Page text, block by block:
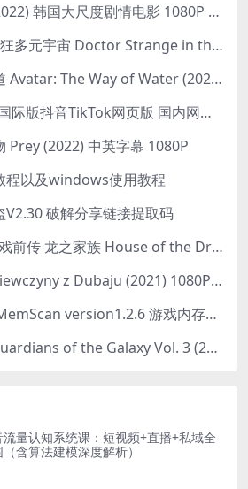
B级文件 B컷 (2022) 韩国大尺度剧情电影 1080P 中字
奇异博士2：疯狂多元宇宙 Doctor Strange in the Multiverse of Madness (2022) 高清版1080p
阿凡达：水之道 Avatar: The Way of Water (2022) 1080p 2k 4k 中文字幕
ProxiTok 开源国际版抖音TikTok网页版 国内网络直连
Prey (2022) 中英字幕 1080P
程以及windows使用教程
V2.30 破解分享链接提取码
HBO 权力的游戏前传 龙之家族 House of the Dragon (2022) 中字 1080P 更新4集
迪拜的女孩 Dziewczyny z Dubaju (2021) 1080P 中字
IOS 越狱软件iMemScan version1.2.6 游戏内存修改器
银河护卫队3 Guardians of the Galaxy Vol. 3 (2023)4K高清资源1080p只分享精品
流量认知系统课：短视频+直播+私域全
含算法建模深度解析）